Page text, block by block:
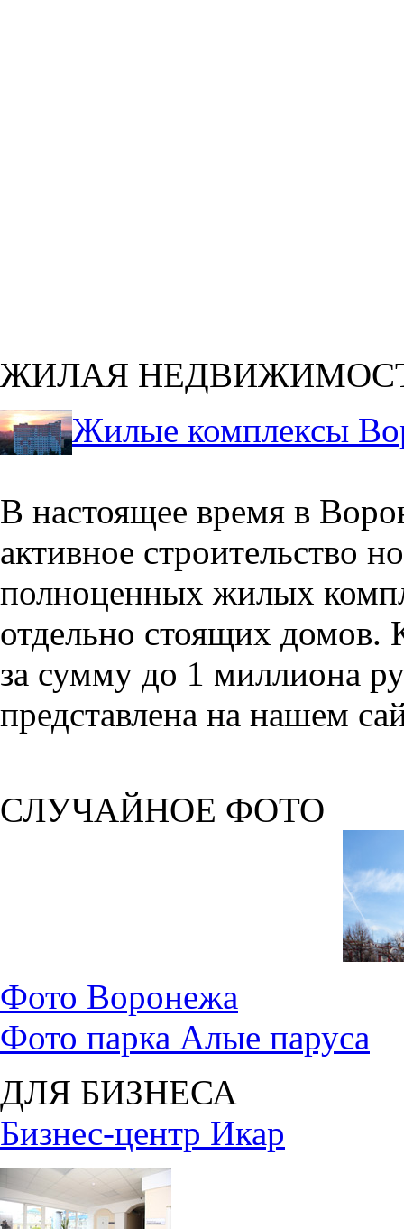
ЖИЛАЯ
Жилые комплексы
В настоящее время в
активное строительство
полноценных жилых
отдельно стоящих домов.
за сумму до 1 миллиона
представлена на нашем
СЛУЧАЙНОЕ ФОТО
Фото Воронежа
Фото парка Алые паруса
ДЛЯ БИЗНЕСА
Бизнес-центр Икар